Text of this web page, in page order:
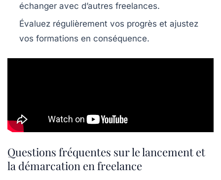
échanger avec d’autres freelances.
Évaluez régulièrement vos progrès et ajustez
vos formations en conséquence.
Questions fréquentes sur le lancement et
la démarcation en freelance